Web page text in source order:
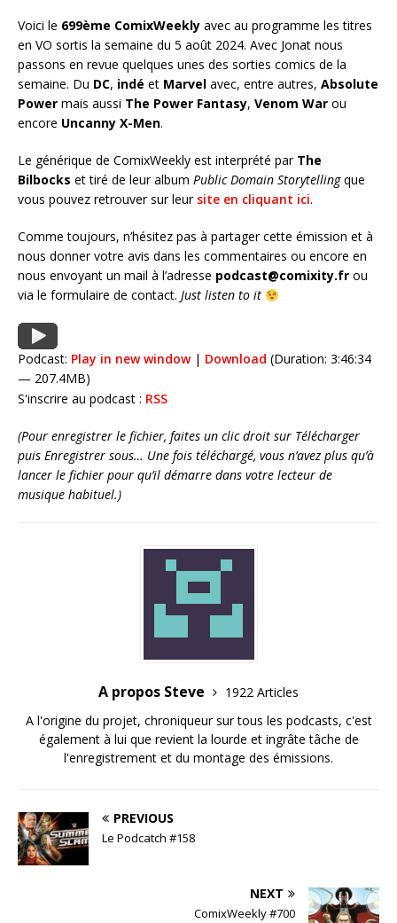
Voici le 699ème ComixWeekly avec au programme les titres
en VO sortis la semaine du 5 août 2024. Avec Jonat nous
passons en revue quelques unes des sorties comics de la
semaine. Du DC, indé et Marvel avec, entre autres, Absolute
Power mais aussi The Power Fantasy, Venom War ou
encore Uncanny X-Men.
Le générique de ComixWeekly est interprété par The
Bilbocks et tiré de leur album Public Domain Storytellingque
vous pouvez retrouver sur leur site en cliquant ici.
Comme toujours, n’hésitez pas à partager cette émission et à
nous donner votre avis dans les commentaires ou encore en
nous envoyant un mail à l’adresse podcast@comixity.fr ou
via le formulaire de contact. Just listen to it
Podcast: Play in new window| Download (Duration: 3:46:34
— 207.4MB)
S'inscrire au podcast : RSS
(Pour enregistrer le fichier, faites un clic droit sur Télécharger
puis Enregistrer sous… Une fois téléchargé, vous n’avez plus qu’à
lancer le fichier pour qu’il démarre dans votre lecteur de
musique habituel.)
A propos Steve
1922 Articles
A l'origine du projet, chroniqueur sur tous les podcasts, c'est
également à lui que revient la lourde et ingrâte tâche de
l'enregistrement et du montage des émissions.
PREVIOUS
Le Podcatch #158
NEXT
ComixWeekly #700